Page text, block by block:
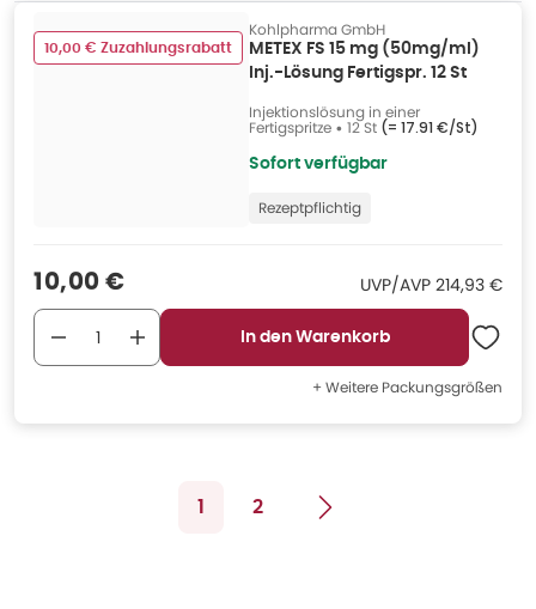
10,00 € Zuzahlungsrabatt
Kohlpharma GmbH
METEX FS 15 mg (50mg/ml)
Inj.-Lösung Fertigspr. 12 St
Injektionslösung in einer
Fertigspritze • 12 St (= 17.91 €/St)
Sofort verfügbar
Rezeptpflichtig
Verkaufspreis
10,00 € UVP/AVP UVP/AVP
214,93 €
In den Warenkorb
+ Weitere Packungsgrößen
1 2